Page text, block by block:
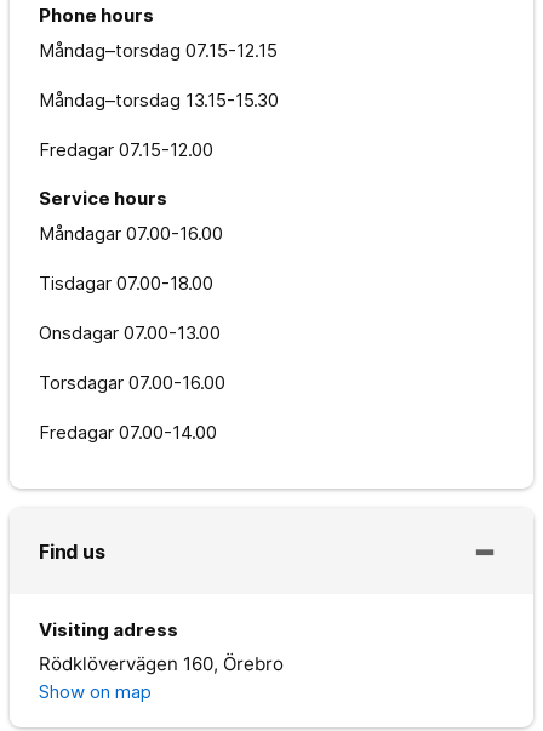
Phone hours
Måndag–torsdag 07.15-12.15
Måndag–torsdag 13.15-15.30
Fredagar 07.15-12.00
Service hours
Måndagar 07.00-16.00
Tisdagar 07.00-18.00
Onsdagar 07.00-13.00
Torsdagar 07.00-16.00
Fredagar 07.00-14.00
Find us
Visiting adress
Rödklövervägen 160, Örebro
Show on map